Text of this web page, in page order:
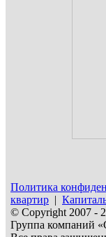
Политика
квартир |
© Copyright 2007 -
Группа компаний